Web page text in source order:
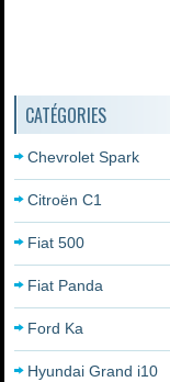
CATÉGORIES
Chevrolet Spark
Citroën C1
Fiat 500
Fiat Panda
Ford Ka
Hyundai Grand i10